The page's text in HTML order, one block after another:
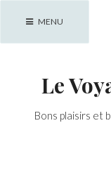
MENU
Le
Bons plaisirs et